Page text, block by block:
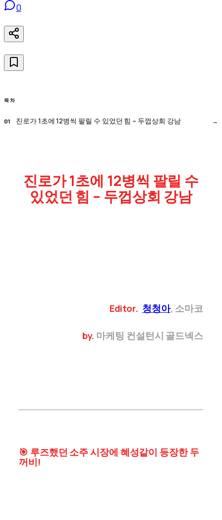
0
목차
진로가 1초에 12병씩 팔릴 수 있었던 힘 – 두껍상회 강남
진로가 1초에 12병씩 팔릴 수
있었던 힘 – 두껍상회 강남
Editor. 청청아, 소마코
by. 마케팅 컨설턴시 골드넥스
🎯 루즈했던 소주 시장에 혜성같이 등장한 두
꺼비!